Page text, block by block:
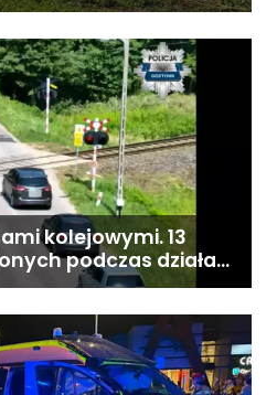
kolejowymi. 13
podczas działań
kolejowy”